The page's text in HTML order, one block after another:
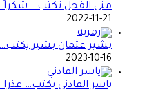
منى الفحل تكتب…
2022-11-21
بشير عثمان بشير يكتب… الــ50
2023-10-16
ياسر الفادني يكتب…